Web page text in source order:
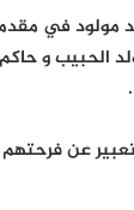
مولود في
الحبيب و
فرحتهم بعيد